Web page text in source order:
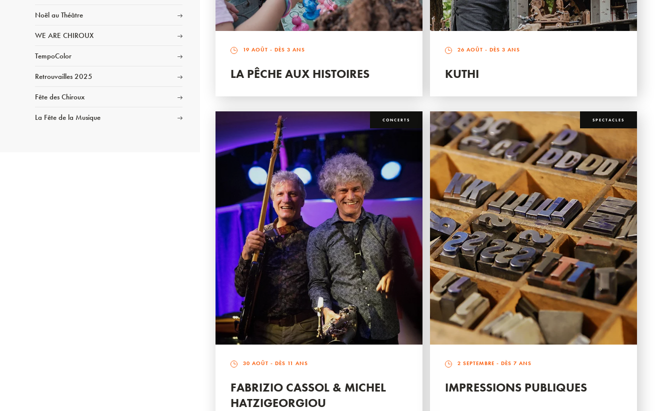
Noël au Théâtre
WE ARE CHIROUX
TempoColor
Retrouvailles 2025
Fête des Chiroux
La Fête de la Musique
19 AOÛT - DÈS 3 ANS
LA PÊCHE AUX HISTOIRES
26 AOÛT - DÈS 3 ANS
KUTHI
CONCERTS
30 AOÛT - DÈS 11 ANS
FABRIZIO CASSOL & MICHEL
HATZIGEORGIOU
SPECTACLES
2 SEPTEMBRE - DÈS 7 ANS
IMPRESSIONS PUBLIQUES